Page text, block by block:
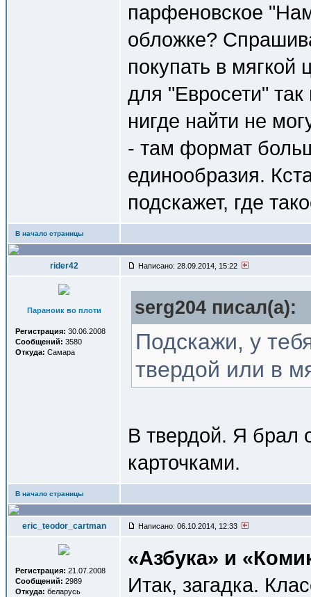
парфеновское
обложке?
покупать в
для "Евросети"
нигде найти не
- там формат
единообразия.
подскажет, где
В начало страницы
rider42 Написано: 28.09.2014, 15:22
Параноик во плоти
Регистрация: 30.06.2008
Сообщений: 3580
Откуда: Самара
serg204 писал(a):
Подскажи, у
твердой или в
В твердой. Я брал
карточками.
В начало страницы
eric_teodor_cartman Написано: 06.10.2014, 12:33
Регистрация: 21.07.2008
Сообщений: 2989
Откуда: беларусь
«Азбука» и
Итак, загадка.